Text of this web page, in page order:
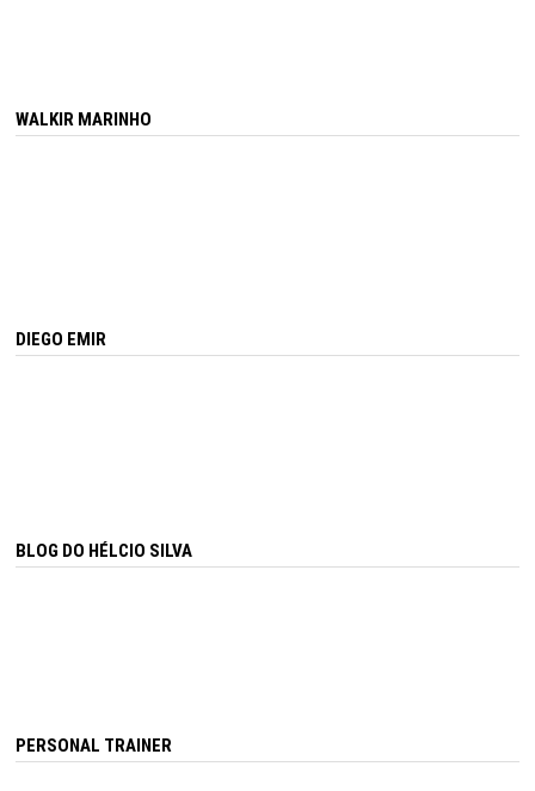
WALKIR MARINHO
DIEGO EMIR
BLOG DO HÉLCIO SILVA
PERSONAL TRAINER